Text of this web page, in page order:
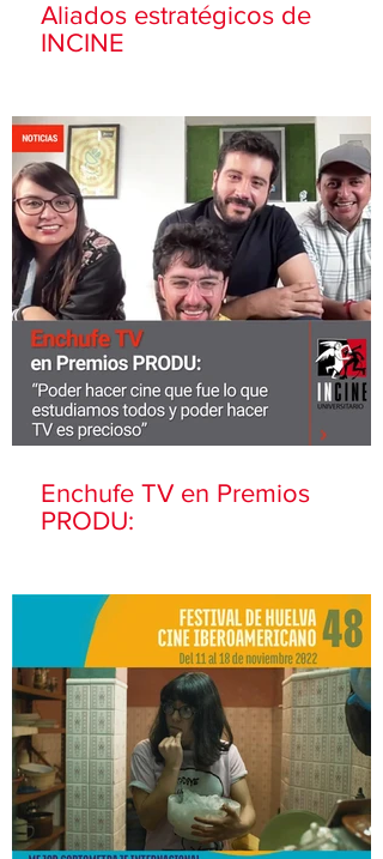
Aliados estratégicos de
INCINE
Enchufe TV en Premios
PRODU: